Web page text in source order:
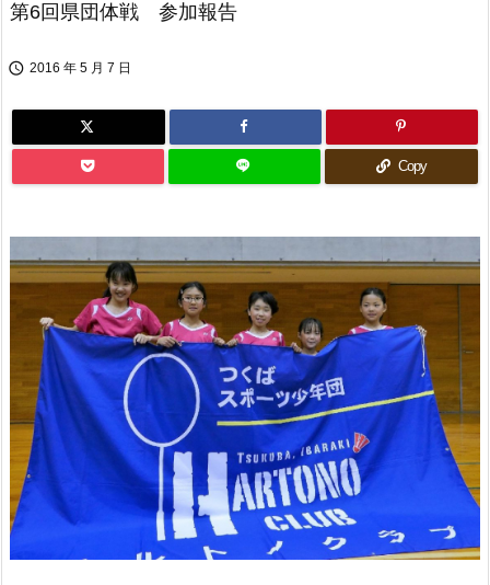
第6回県団体戦 参加報告
 2016 年 5 月 7 日
Copy